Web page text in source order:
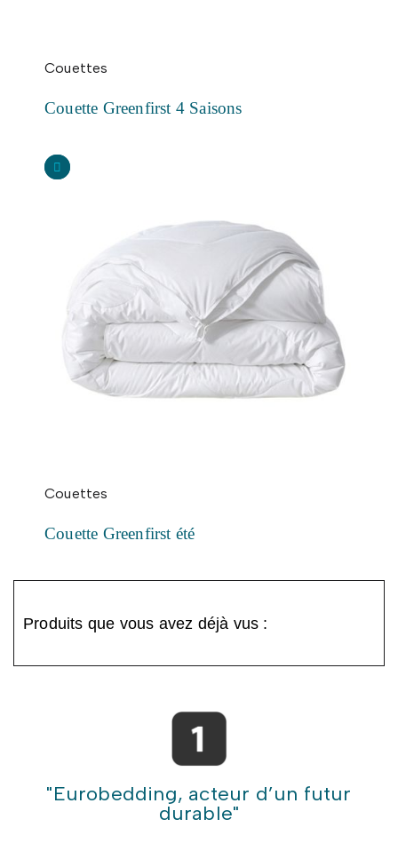
Couettes
Couette Greenfirst 4 Saisons
Couettes
Couette Greenfirst été
Produits que vous avez déjà vus :
"Eurobedding, acteur d’un futur
durable"